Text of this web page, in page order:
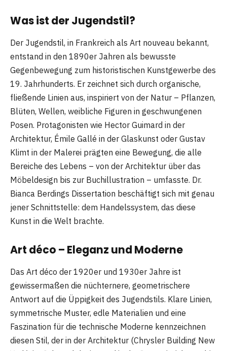
Was ist der Jugendstil?
Der Jugendstil, in Frankreich als Art nouveau bekannt,
entstand in den 1890er Jahren als bewusste
Gegenbewegung zum historistischen Kunstgewerbe des
19. Jahrhunderts. Er zeichnet sich durch organische,
fließende Linien aus, inspiriert von der Natur – Pflanzen,
Blüten, Wellen, weibliche Figuren in geschwungenen
Posen. Protagonisten wie Hector Guimard in der
Architektur, Émile Gallé in der Glaskunst oder Gustav
Klimt in der Malerei prägten eine Bewegung, die alle
Bereiche des Lebens – von der Architektur über das
Möbeldesign bis zur Buchillustration – umfasste. Dr.
Bianca Berdings Dissertation beschäftigt sich mit genau
jener Schnittstelle: dem Handelssystem, das diese
Kunst in die Welt brachte.
Art déco – Eleganz und Moderne
Das Art déco der 1920er und 1930er Jahre ist
gewissermaßen die nüchternere, geometrischere
Antwort auf die Üppigkeit des Jugendstils. Klare Linien,
symmetrische Muster, edle Materialien und eine
Faszination für die technische Moderne kennzeichnen
diesen Stil, der in der Architektur (Chrysler Building New